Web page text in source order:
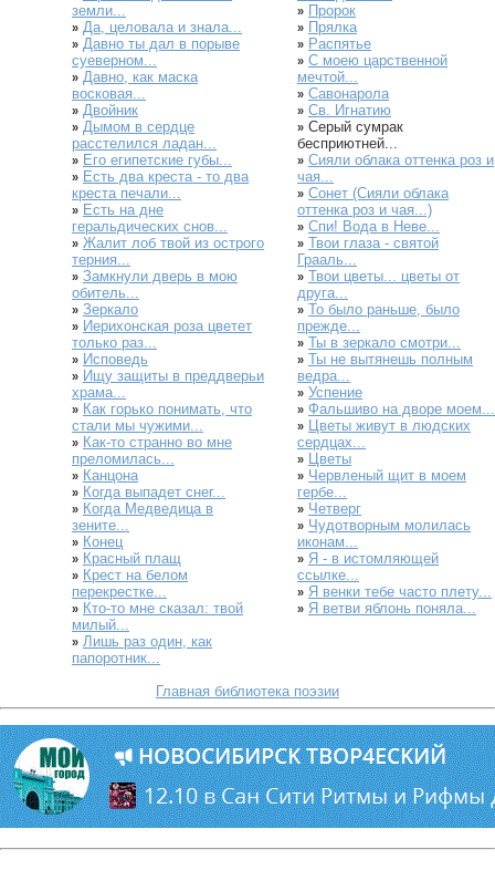
земли...
» Да, целовала и знала...
» Давно ты дал в порыве
суеверном...
» Давно, как маска
восковая...
» Двойник
» Дымом в сердце
расстелился ладан...
» Его египетские губы...
» Есть два креста - то два
креста печали...
» Есть на дне
геральдических снов...
» Жалит лоб твой из острого
терния...
» Замкнули дверь в мою
обитель...
» Зеркало
» Иерихонская роза цветет
только раз...
» Исповедь
» Ищу защиты в преддверьи
храма...
» Как горько понимать, что
стали мы чужими...
» Как-то странно во мне
преломилась...
» Канцона
» Когда выпадет снег...
» Когда Медведица в
зените...
» Конец
» Красный плащ
» Крест на белом
перекрестке...
» Кто-то мне сказал: твой
милый...
» Лишь раз один, как
папоротник...
» Пророк
» Прялка
» Распятье
» С моею царственной
мечтой...
» Савонарола
» Св. Игнатию
» Серый сумрак
бесприютней...
» Сияли облака оттенка роз и
чая...
» Сонет (Сияли облака
оттенка роз и чая...)
» Спи! Вода в Неве...
» Твои глаза - святой
Грааль...
» Твои цветы... цветы от
друга...
» То было раньше, было
прежде...
» Ты в зеркало смотри...
» Ты не вытянешь полным
ведра...
» Успение
» Фальшиво на дворе моем...
» Цветы живут в людских
сердцах...
» Цветы
» Червленый щит в моем
гербе...
» Четверг
» Чудотворным молилась
иконам...
» Я - в истомляющей
ссылке...
» Я венки тебе часто плету...
» Я ветви яблонь поняла...
Главная библиотека поэзии